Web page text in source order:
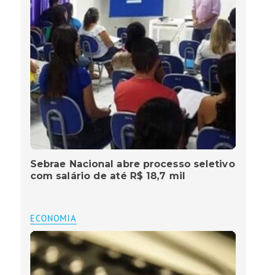
Sebrae Nacional abre processo seletivo
com salário de até R$ 18,7 mil
ECONOMIA